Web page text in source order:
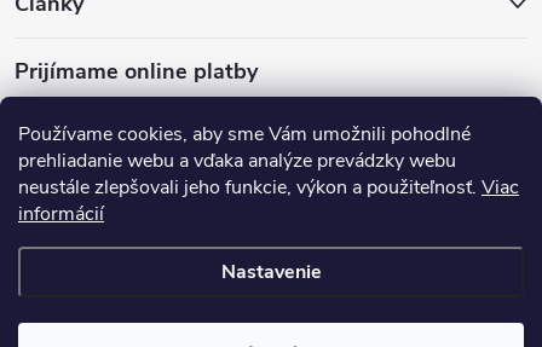
Používame cookies, aby sme Vám umožnili pohodlné
prehliadanie webu a vďaka analýze prevádzky webu
neustále zlepšovali jeho funkcie, výkon a použiteľnosť. Viac
informácií
Nastavenie
Prijímame online platby
nastavenie cookies